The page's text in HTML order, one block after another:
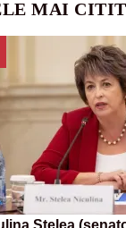
MAI
Stelea